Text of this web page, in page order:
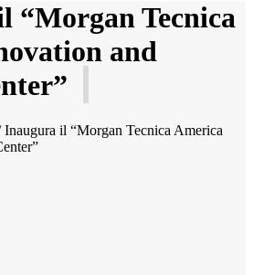
“Morgan Tecnica
and
Inaugura il “Morgan Tecnica America